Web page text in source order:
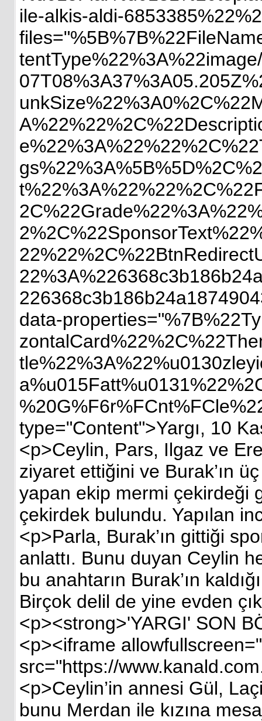
ile-alkis-aldi-
data-
type="Content">Yargı, 10
<p>Ceylin, Pars, Ilgaz ve
ziyaret ettiğini ve Burak’ın
yapan ekip mermi çekirdeği
çekirdek bulundu. Yapılan
<p>Parla, Burak’ın gittiği
anlattı. Bunu duyan Ceylin
bu anahtarın Burak’ın
Birçok delil de yine evden
<p><strong>'YARGI' SON
<p><iframe
src="https://
<p>Ceylin’in annesi Gül,
bunu Merdan ile kızına